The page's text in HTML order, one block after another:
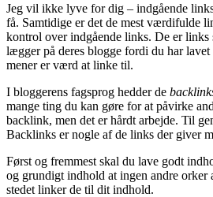
Jeg vil ikke lyve for dig – indgående
få. Samtidige er det de mest værdifulde
kontrol over indgående links. De er links
lægger på deres blogge fordi du har
mener er værd at linke til.
I bloggerens fagsprog hedder de
mange ting du kan gøre for at påvirke
backlink, men det er hårdt arbejde. Til
Backlinks er nogle af de links der giver
Først og fremmest skal du lave godt
og grundigt indhold at ingen andre orker
stedet linker de til dit indhold.